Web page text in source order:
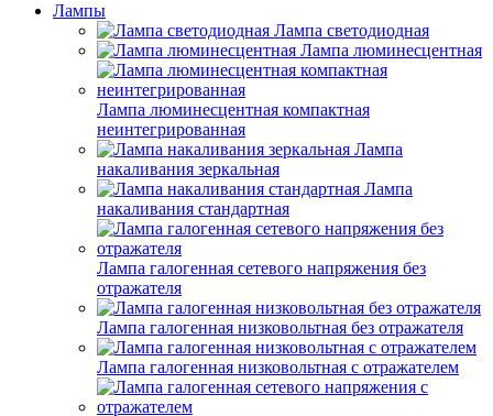
Лампы
Лампа светодиодная
Лампа люминесцентная
Лампа люминесцентная компактная
неинтегрированная
Лампа
накаливания зеркальная
Лампа
накаливания стандартная
Лампа галогенная сетевого напряжения без
отражателя
Лампа галогенная низковольтная без отражателя
Лампа галогенная низковольтная с отражателем